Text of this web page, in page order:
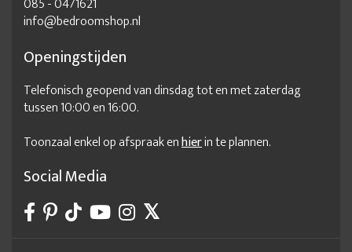
085 - 0471621
info@bedroomshop.nl
Openingstijden
Telefonisch geopend van dinsdag tot en met zaterdag
tussen 10:00 en 16:00.
Toonzaal enkel op afspraak enhierin te plannen.
Social Media